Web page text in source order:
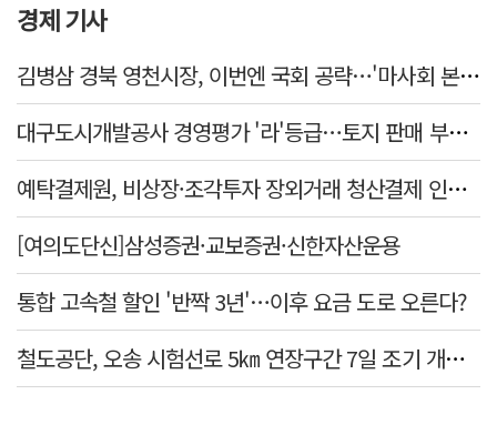
경제 기사
김병삼 경북 영천시장, 이번엔 국회 공략…'마사회 본사 이전·광역교통망 확충' 요청
대구도시개발공사 경영평가 '라'등급…토지 판매 부진에 1년 만에 두 단계 '뚝'
예탁결제원, 비상장·조각투자 장외거래 청산결제 인프라 구축 착수…연내 가동
[여의도단신]삼성증권·교보증권·신한자산운용
통합 고속철 할인 '반짝 3년'…이후 요금 도로 오른다?
철도공단, 오송 시험선로 5㎞ 연장구간 7일 조기 개통…LA 메트로 사업 지원